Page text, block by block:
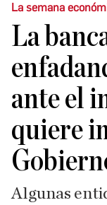
La semana
La
ante el
quiere
Algunas